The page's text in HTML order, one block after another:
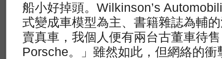
船小好掉頭。Wilkinson’s
式變成車模型為主、書籍雜誌為輔
賣真車，我個人便有兩台古董車待
Porsche。」雖然如此，但網絡的